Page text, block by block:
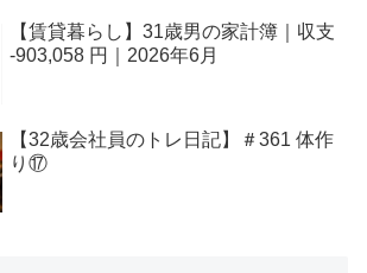
【賃貸暮らし】31歳男の家計簿｜収支
-903,058 円｜2026年6月
【32歳会社員のトレ日記】＃361 体作
り⑰